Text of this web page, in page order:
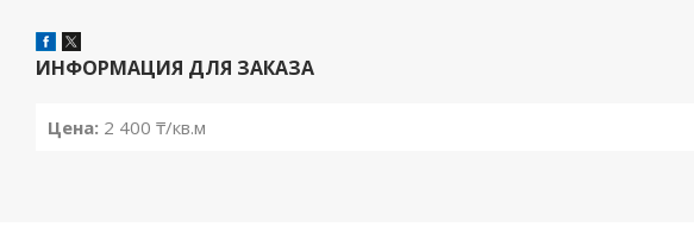
ИНФОРМАЦИЯ ДЛЯ ЗАКАЗА
Цена: 2 400 ₸/кв.м